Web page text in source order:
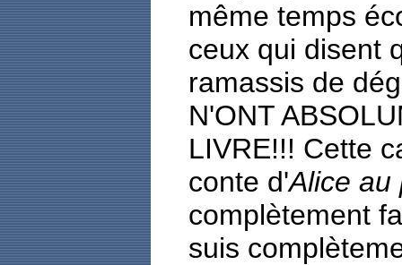
même temps
ceux qui disent
ramassis de
N'ONT
LIVRE!!! Cette
conte d'Alice au
complètement
suis